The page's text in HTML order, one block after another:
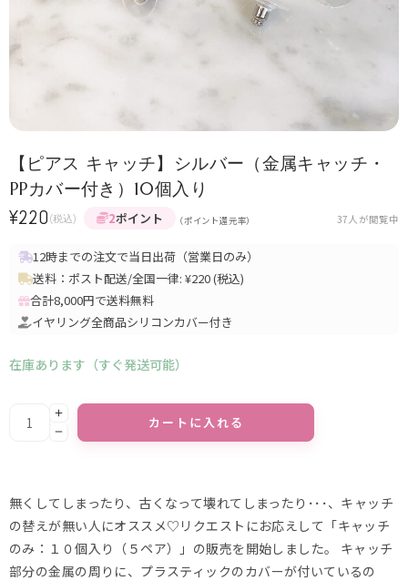
【ピアス キャッチ】シルバー（金属キャッチ・
PPカバー付き）10個入り
¥220 (税込) 2ポイント （ポイント還元率） 37人が閲覧中
12時までの注文で当日出荷（営業日のみ）
送料：ポスト配送/全国一律: ¥220 (税込)
合計8,000円で送料無料
イヤリング全商品シリコンカバー付き
在庫あります（すぐ発送可能）
カートに入れる
無くしてしまったり、古くなって壊れてしまったり･･･、キャッチ
の替えが無い人にオススメ♡リクエストにお応えして「キャッチ
のみ：１０個入り（５ペア）」の販売を開始しました。 キャッチ
部分の金属の周りに、プラスティックのカバーが付いているの